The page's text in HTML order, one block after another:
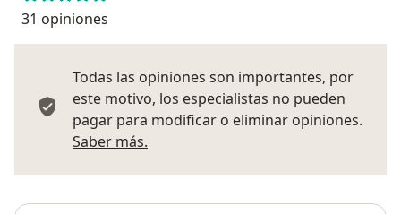
31 opiniones
Todas las opiniones son importantes, por
este motivo, los especialistas no pueden
pagar para modificar o eliminar opiniones.
Saber más.